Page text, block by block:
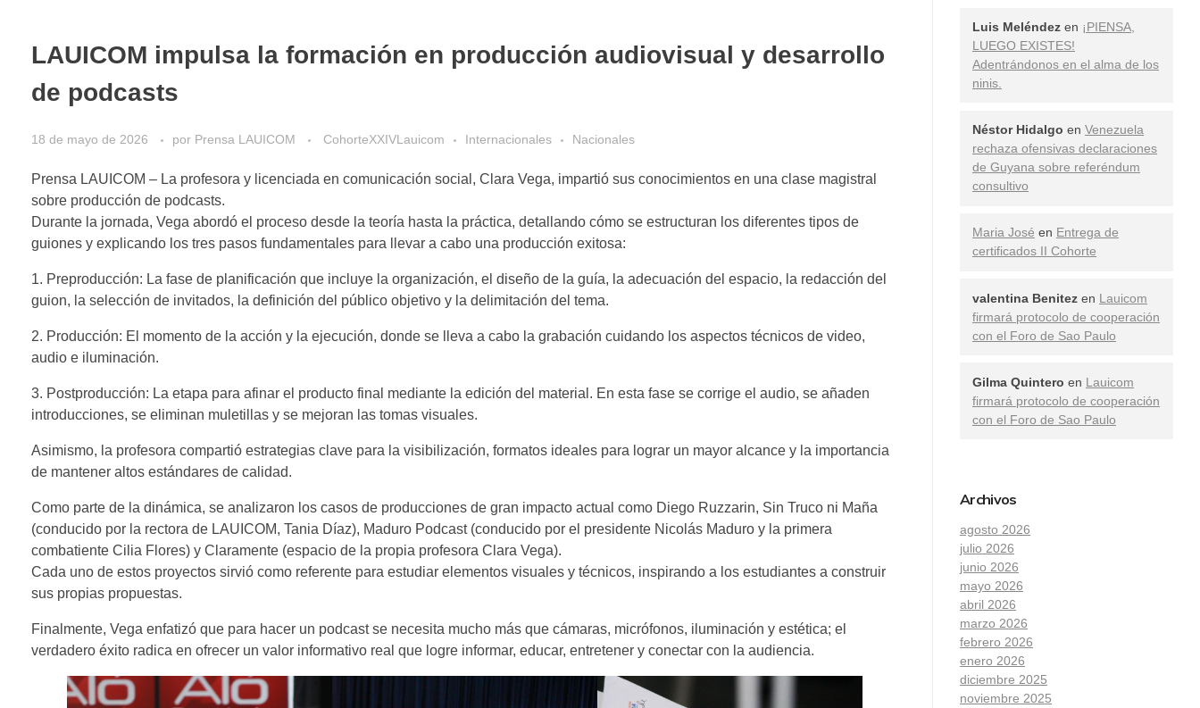
LAUICOM impulsa la formación en producción audiovisual y desarrollo
de podcasts
18 de mayo de 2026 por Prensa LAUICOM CohorteXXIVLauicom Internacionales Nacionales
Prensa LAUICOM – La profesora y licenciada en comunicación social, Clara Vega, impartió sus conocimientos en una clase magistral
sobre producción de podcasts.
​Durante la jornada, Vega abordó el proceso desde la teoría hasta la práctica, detallando cómo se estructuran los diferentes tipos de
guiones y explicando los tres pasos fundamentales para llevar a cabo una producción exitosa:
​1. Preproducción: La fase de planificación que incluye la organización, el diseño de la guía, la adecuación del espacio, la redacción del
guion, la selección de invitados, la definición del público objetivo y la delimitación del tema.
​2. Producción: El momento de la acción y la ejecución, donde se lleva a cabo la grabación cuidando los aspectos técnicos de video,
audio e iluminación.
3. Postproducción: La etapa para afinar el producto final mediante la edición del material. En esta fase se corrige el audio, se añaden
introducciones, se eliminan muletillas y se mejoran las tomas visuales.
​Asimismo, la profesora compartió estrategias clave para la visibilización, formatos ideales para lograr un mayor alcance y la importancia
de mantener altos estándares de calidad.
Como parte de la dinámica, se analizaron los casos de producciones de gran impacto actual como Diego Ruzzarin, Sin Truco ni Maña
(conducido por la rectora de LAUICOM, Tania Díaz), Maduro Podcast (conducido por el presidente Nicolás Maduro y la primera
combatiente Cilia Flores) y Claramente (espacio de la propia profesora Clara Vega).
​Cada uno de estos proyectos sirvió como referente para estudiar elementos visuales y técnicos, inspirando a los estudiantes a construir
sus propias propuestas.
​Finalmente, Vega enfatizó que para hacer un podcast se necesita mucho más que cámaras, micrófonos, iluminación y estética; el
verdadero éxito radica en ofrecer un valor informativo real que logre informar, educar, entretener y conectar con la audiencia.
Luis Meléndez en ¡PIENSA,
LUEGO EXISTES!
Adentrándonos en el alma de los
ninis.
Néstor Hidalgo en Venezuela
rechaza ofensivas declaraciones
de Guyana sobre referéndum
consultivo
Maria José en Entrega de
certificados II Cohorte
valentina Benitez en Lauicom
firmará protocolo de cooperación
con el Foro de Sao Paulo
Gilma Quintero en Lauicom
firmará protocolo de cooperación
con el Foro de Sao Paulo
Archivos
agosto 2026
julio 2026
junio 2026
mayo 2026
abril 2026
marzo 2026
febrero 2026
enero 2026
diciembre 2025
noviembre 2025